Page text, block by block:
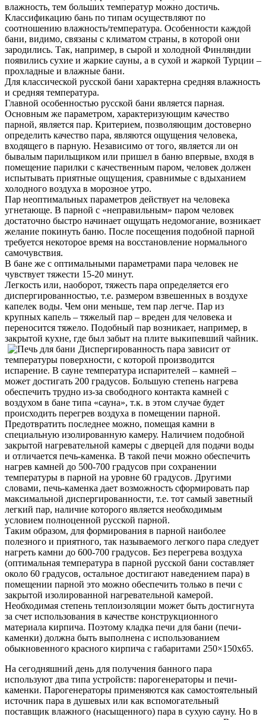
влажность, тем больших температур можно достичь.
Классификацию бань по типам осуществляют по
соотношению влажность/температура. Особенности каждой
бани, видимо, связаны с климатом страны, в которой они
зародились. Так, например, в сырой и холодной Финляндии
появились сухие и жаркие сауны, а в сухой и жаркой Турции –
прохладные и влажные бани.
Для классической русской бани характерна средняя влажность
и средняя температура.
Главной особенностью русской бани является парная.
Основным же параметром, характеризующим качество
парной, является пар. Критерием, позволяющим достоверно
определить качество пара, являются ощущения человека,
входящего в парную. Независимо от того, является ли он
бывалым парильщиком или пришел в баню впервые, входя в
помещение парилки с качественным паром, человек должен
испытывать приятные ощущения, сравнимые с вдыханием
холодного воздуха в морозное утро.
Пар неоптимальных параметров действует на человека
угнетающе. В парной с «неправильным» паром человек
достаточно быстро начинает ощущать недомогание, возникает
желание покинуть баню. После посещения подобной парной
требуется некоторое время на восстановление нормального
самочувствия.
В бане же с оптимальными параметрами пара человек не
чувствует тяжести 15-20 минут.
Легкость или, наоборот, тяжесть пара определяется его
диспергированностью, т.е. размером взвешенных в воздухе
капелек воды. Чем они меньше, тем пар легче. Пар из
крупных капель – тяжелый пар – вреден для человека и
переносится тяжело. Подобный пар возникает, например, в
закрытой кухне, где был забыт на плите выкипевший чайник.
Диспергированность пара зависит от
температуры поверхности, с которой производится
испарение. В сауне температура испарителей – камней –
может достигать 200 градусов. Большую степень нагрева
обеспечить трудно из-за свободного контакта камней с
воздухом в бане типа «сауна», т.к. в этом случае будет
происходить перегрев воздуха в помещении парной.
Предотвратить последнее можно, помещая камни в
специальную изолированную камеру. Наличием подобной
закрытой нагревательной камеры с дверцей для подачи воды
и отличается печь-каменка. В такой печи можно обеспечить
нагрев камней до 500-700 градусов при сохранении
температуры в парной на уровне 60 градусов. Другими
словами, печь-каменка дает возможность сформировать пар
максимальной диспергированности, т.е. тот самый заветный
легкий пар, наличие которого является необходимым
условием полноценной русской парной.
Таким образом, для формирования в парной наиболее
полезного и приятного, так называемого легкого пара следует
нагреть камни до 600-700 градусов. Без перегрева воздуха
(оптимальная температура в парной русской бани составляет
около 60 градусов, остальное достигают наведением пара) в
помещении парной это можно обеспечить только в печи с
закрытой изолированной нагревательной камерой.
Необходимая степень теплоизоляции может быть достигнута
за счет использования в качестве конструкционного
материала кирпича. Поэтому кладка печи для бани (печи-
каменки) должна быть выполнена с использованием
обыкновенного красного кирпича с габаритами 250×150х65.
На сегодняшний день для получения банного пара
используют два типа устройств: парогенераторы и печи-
каменки. Парогенераторы применяются как самостоятельный
источник пара в душевых или как вспомогательный
поставщик влажного (насыщенного) пара в сухую сауну. Но в